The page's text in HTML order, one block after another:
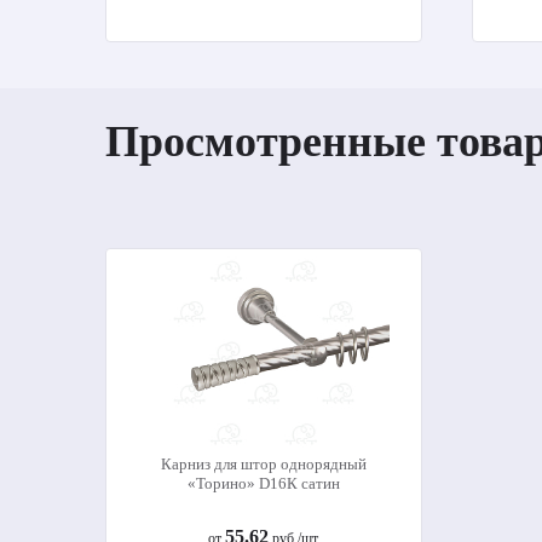
Просмотренные
Карниз для штор однорядный
«Торино» D16К сатин
55.62